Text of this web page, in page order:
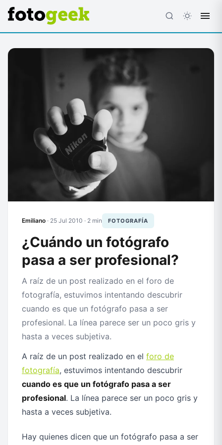
Emiliano · 25 Jul 2010 · 2 min FOTOGRAFÍA
¿Cuándo un fotógrafo
pasa a ser profesional?
A raíz de un post realizado en el foro de
fotografía, estuvimos intentando descubrir
cuando es que un fotógrafo pasa a ser
profesional. La línea parece ser un poco gris y
hasta a veces subjetiva.
A raíz de un post realizado en el foro de
fotografía, estuvimos intentando descubrir
cuando es que un fotógrafo pasa a ser
profesional. La línea parece ser un poco gris y
hasta a veces subjetiva.
Hay quienes dicen que un fotógrafo pasa a ser